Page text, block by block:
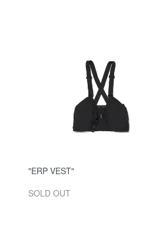
"ERP VEST"
SOLD OUT